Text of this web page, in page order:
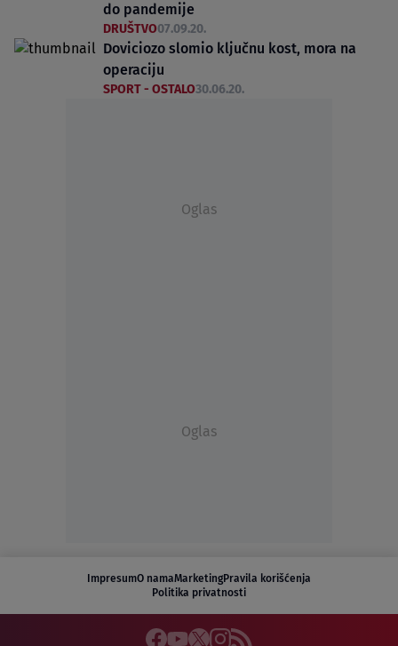
do pandemije
DRUŠTVO07.09.20.
Doviciozo slomio ključnu kost, mora na
operaciju
SPORT - OSTALO30.06.20.
Oglas
Oglas
ImpresumO namaMarketingPravila korišćenja
Politika privatnosti